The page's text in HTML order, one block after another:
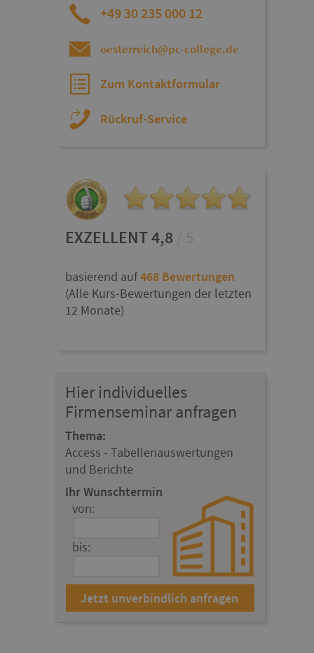
+49 30 235 000 12
oesterreich@pc-college.de
Zum Kontaktformular
Rückruf-Service
EXZELLENT 4,8
basierend auf468 Bewertungen
(Alle Kurs-Bewertungen der letzten
12 Monate)
Hier individuelles
Firmenseminar anfragen
Thema:
Access - Tabellenauswertungen
und Berichte
Ihr Wunschtermin
von:
bis: